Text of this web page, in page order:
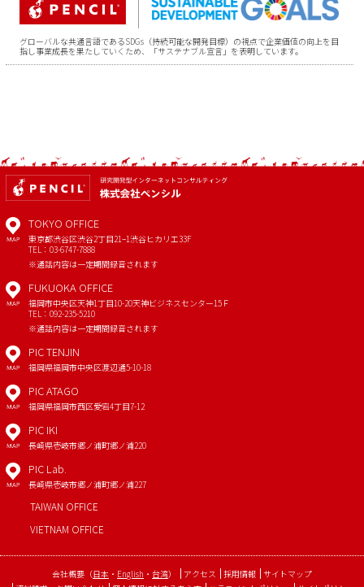
グローバルな共通言語であるSDGs（持続可能な開発目標）の視点で企業価値の向上を目
指し事業成長を果たしていくため、「サステナブル宣言」を表明しています。
MAP
TOKYO OFFICE
東京都渋谷区渋谷2丁目21−1渋谷ヒカリエ33F
TEL：03-6747-7888
※通話内容は一定期間録音されます
MAP
FUKUOKA OFFICE
福岡市中央区天神1丁目10-20天神ビジネスセンター15Ｆ
TEL：092-235-5210
※通話内容は一定期間録音されます
MAP
PIC TENJIN
福岡県福岡市中央区渡辺通5-10-18
MAP
PIC ATAGO
福岡県福岡市西区愛宕4丁目7-12
MAP
PIC IKI
長崎県壱岐市郷ノ浦町郷ノ浦220
MAP
PIC Lab.
長崎県壱岐市郷ノ浦町郷ノ浦227
TAIWAN OFFICE
VIETNAM OFFICE
会社概要 （日本 ・ English ・ 台湾） アクセス 採用情報 サイトマップ